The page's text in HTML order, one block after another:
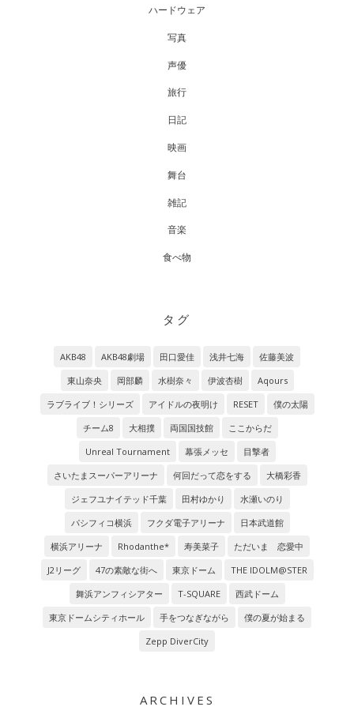
ハードウェア
写真
声優
旅行
日記
映画
舞台
雑記
音楽
食べ物
タグ
AKB48 AKB48劇場 田口愛佳 浅井七海
佐藤美波
東山奈央
岡部麟 水樹奈々 伊波杏樹
Aqours
ラブライブ！シリーズ
アイドルの夜明け RESET
僕の太陽
チーム8
大相撲 両国国技館
ここからだ
Unreal Tournament
幕張メッセ
目撃者
さいたまスーパーアリーナ
何回だって恋をする
大橋彩香
ジェフユナイテッド千葉
田村ゆかり
水瀬いのり
パシフィコ横浜
フクダ電子アリーナ
日本武道館
横浜アリーナ
Rhodanthe* 寿美菜子
ただいま 恋愛中
J2リーグ
47の素敵な街へ 東京ドーム
THE IDOLM@STER
舞浜アンフィシアター
T-SQUARE
西武ドーム
東京ドームシティホール
手をつなぎながら
僕の夏が始まる
Zepp DiverCity
ARCHIVES